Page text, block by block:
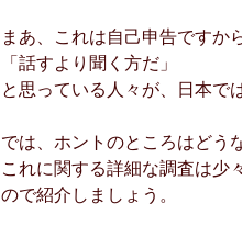
まあ、これは自己申告ですか
「話すより聞く方だ」
と思っている人々が、日本で
では、ホントのところはどう
これに関する詳細な調査は少
ので紹介しましょう。